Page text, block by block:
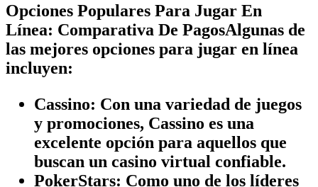
Opciones Populares Para Jugar En
Línea: Comparativa De PagosAlgunas de
las mejores opciones para jugar en línea
incluyen:
Cassino: Con una variedad de juegos
y promociones, Cassino es una
excelente opción para aquellos que
buscan un casino virtual confiable.
PokerStars: Como uno de los líderes